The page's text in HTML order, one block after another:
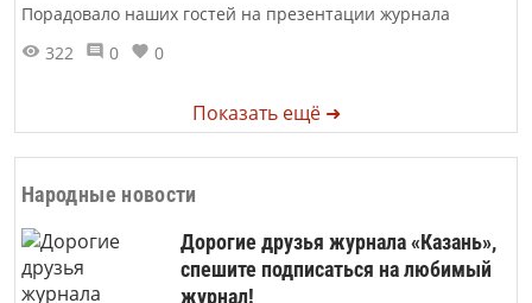
Порадовало наших гостей на презентации журнала
322
0 0
Показать ещё ➜
Народные новости
Дорогие друзья журнала «Казань»,
спешите подписаться на любимый
журнал!